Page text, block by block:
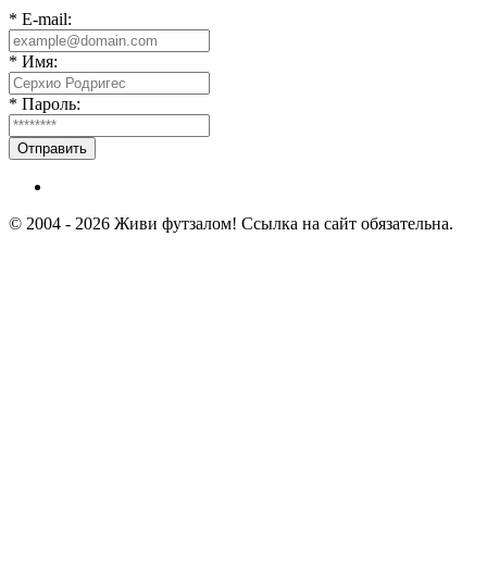
* E-mail:
* Имя:
* Пароль:
Отправить
© 2004 - 2026 Живи футзалом! Ссылка на сайт обязательна.